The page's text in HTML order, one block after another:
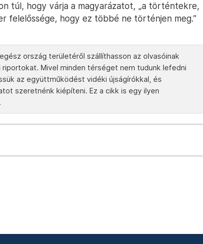
túl, hogy várja a magyarázatot, „a történtekre,
felelőssége, hogy ez többé ne történjen meg.”
ország területéről szállíthasson az olvasóinak
Mivel minden térséget nem tudunk lefedni
az együttműködést vidéki újságírókkal, és
szeretnénk kiépíteni. Ez a cikk is egy ilyen